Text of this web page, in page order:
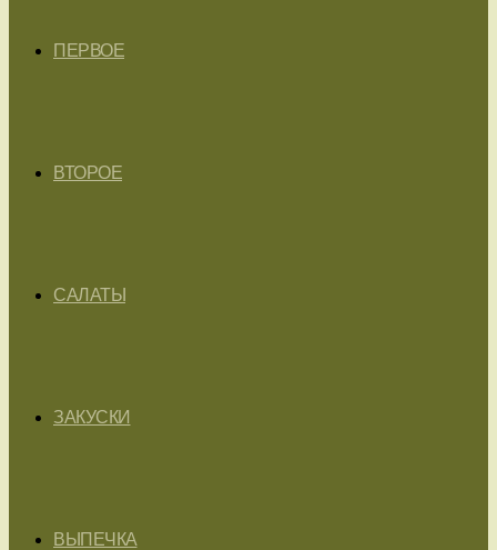
ПЕРВОЕ
ВТОРОЕ
САЛАТЫ
ЗАКУСКИ
ВЫПЕЧКА